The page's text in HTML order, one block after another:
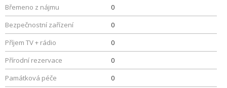
Břemeno z nájmu
0
Bezpečnostní zařízení
0
Příjem TV + rádio
0
Přírodní rezervace
0
Památková péče
0